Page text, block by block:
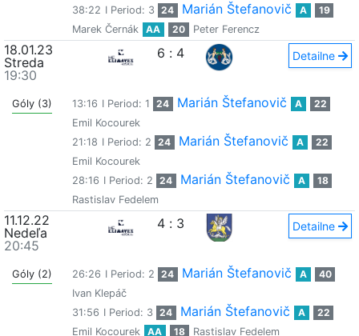
38:22 I Period: 3 24 Marián Štefanovič A
19
Marek Černák
AA 20 Peter Ferencz
18.01.23
Streda
19:30
6 : 4 Detailne
Góly (3) 13:16 I Period: 1 24 Marián Štefanovič A
22
Emil Kocourek
21:18 I Period: 2 24 Marián Štefanovič A
22
Emil Kocourek
28:16 I Period: 2 24 Marián Štefanovič A
18
Rastislav Fedelem
11.12.22
Nedeľa
20:45
4 : 3 Detailne
Góly (2) 26:26 I Period: 2 24 Marián Štefanovič A
40
Ivan Klepáč
31:56 I Period: 3 24 Marián Štefanovič A
22
Emil Kocourek
AA 18 Rastislav Fedelem